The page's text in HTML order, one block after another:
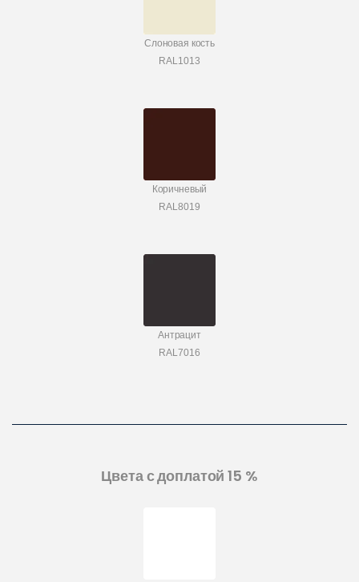
Слоновая кость
RAL1013
Коричневый
RAL8019
Антрацит
RAL7016
Цвета с доплатой 15 %